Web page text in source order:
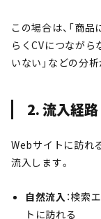
この場合は、「商
らくCVにつながら
いない」などの分析
2. 流入経路
Webサイトに訪れ
流入します。
自然流入 ：検索
トに訪れる